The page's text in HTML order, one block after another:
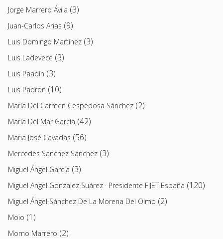
Jorge Marrero Ávila (3)
Juan-Carlos Arias (9)
Luis Domingo Martínez (3)
Luis Ladevece (3)
Luis Paadín (3)
Luis Padron (10)
María Del Carmen Cespedosa Sánchez (2)
María Del Mar García (42)
Maria José Cavadas (56)
Mercedes Sánchez Sánchez (3)
Miguel Ángel García (3)
Miguel Angel Gonzalez Suárez · Presidente FIJET España (120)
Miguel Ángel Sánchez De La Morena Del Olmo (2)
Moio (1)
Momo Marrero (2)